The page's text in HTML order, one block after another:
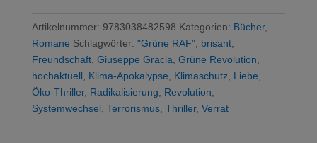
Artikelnummer: 9783038482598 Kategorien: Bücher,
Romane Schlagwörter: "Grüne RAF", brisant,
Freundschaft, Giuseppe Gracia, Grüne Revolution,
hochaktuell, Klima-Apokalypse, Klimaschutz, Liebe,
Öko-Thriller, Radikalisierung, Revolution,
Systemwechsel, Terrorismus, Thriller, Verrat